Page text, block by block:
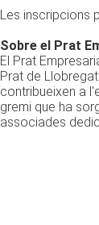
Les
Sobre el Prat
El Prat
Prat de
contribueixen a
gremi que ha
associades